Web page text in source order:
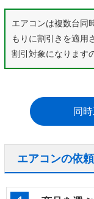
エアコンは複数台同
もりに割引きを適用
割引対象になります
同
エアコンの依